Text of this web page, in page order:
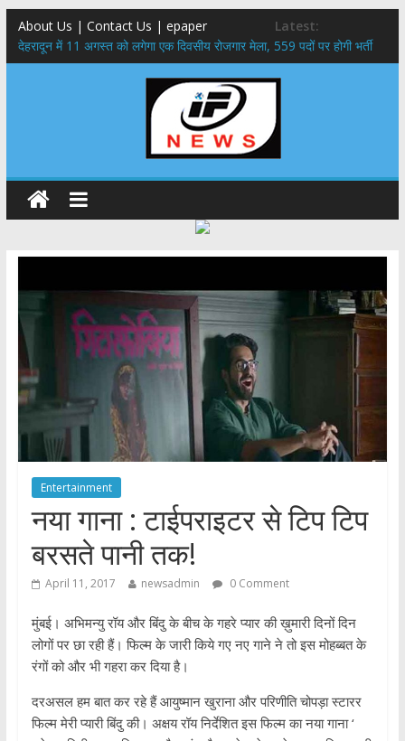
About Us | Contact Us | epaper
Latest:
​देहरादून में 11 अगस्त को लगेगा एक दिवसीय रोजगार मेला, 559 पदों पर होगी भर्ती
459 करोड़ से एचएनबी गढ़वाल विश्वविद्यालय में अनुसंधान संरचना होगी सुदृढ,उच्च
शिक्षा मंत्री धन सिंह रावत ने नवनियुक्त केन्द्रीय शिक्षा मंत्री से की मुलाकात
मुख्यमंत्री से महानिदेशक एनसीसी ने की शिष्टाचार भेंट,उत्तराखण्ड में एनसीसी के
विस्तार एवं आधुनिक आधारभूत संरचना के विकास पर हुई महत्वपूर्ण चर्चा
एमडीडीए बोर्ड बैठक, देहरादून और मसूरी के विकास के लिए 25 बड़े प्रस्तावों को मिली
बुजुर्ग-दिव्यांगों के घर जाएंगे बीएलओ, करेंगे नोटिसों का निस्तारण
Entertainment
नया गाना : टाईपराइटर से टिप टिप
बरसते पानी तक!
April 11, 2017 newsadmin 0 Comment
मुंबई। अभिमन्यु रॉय और बिंदु के बीच के गहरे प्यार की ख़ुमारी दिनों दिन
लोगों पर छा रही हैं। फिल्म के जारी किये गए नए गाने ने तो इस मोहब्बत के
रंगों को और भी गहरा कर दिया है।
दरअसल हम बात कर रहे हैं आयुष्मान खुराना और परिणीति चोपड़ा स्टारर
फिल्म मेरी प्यारी बिंदु की। अक्षय रॉय निर्देशित इस फिल्म का नया गाना ‘